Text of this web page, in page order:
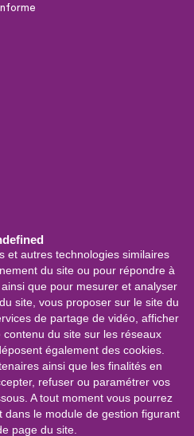
et autres technologies similaires
du site ou pour répondre à
que pour mesurer et analyser
site, vous proposer sur le site du
de partage de vidéo, afficher
du site sur les réseaux
également des cookies.
ainsi que les finalités en
refuser ou paramétrer vos
A tout moment vous pourrez
dans le module de gestion figurant
page du site.
&
gratuits